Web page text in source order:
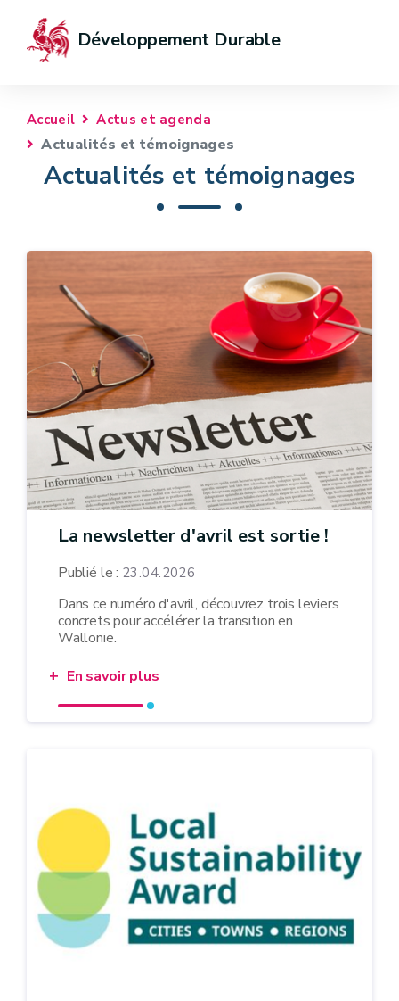
Développement Durable
Accueil Actus et agenda
Actualités et témoignages
Actualités et témoignages
La newsletter d'avril est sortie !
Publié le : 23.04.2026
Dans ce numéro d'avril, découvrez trois leviers
concrets pour accélérer la transition en
Wallonie.
En savoir plus